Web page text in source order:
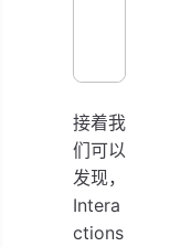
接着我
们可以
发现，
Intera
ctions